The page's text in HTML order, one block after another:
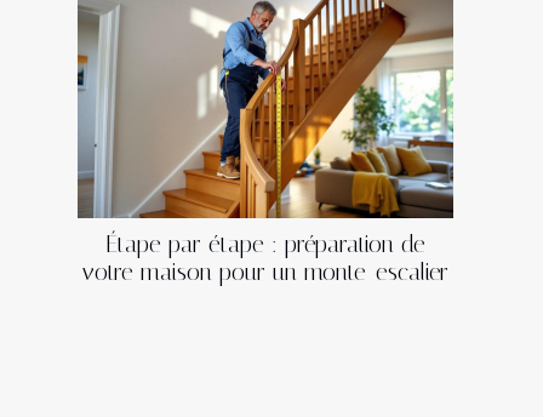
Étape par étape : préparation de
votre maison pour un monte-escalier